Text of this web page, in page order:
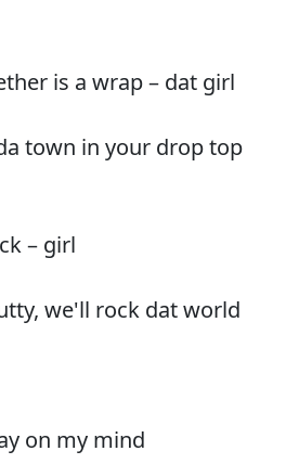
is a wrap – dat girl
town in your drop top
– girl
we'll rock dat world
on my mind